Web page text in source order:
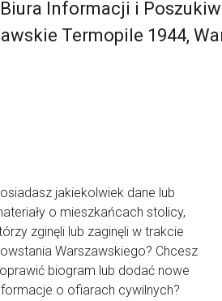
Informacji i
Termopile 1944,
jakiekolwiek dane lub
o mieszkańcach stolicy,
zginęli lub zaginęli w trakcie
Warszawskiego? Chcesz
biogram lub dodać nowe
o ofiarach cywilnych?